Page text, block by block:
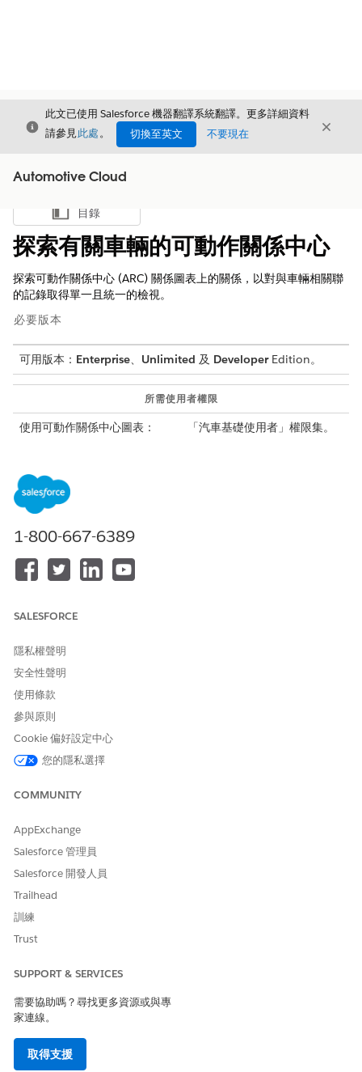
結束
此文已使用 Salesforce 機器翻譯系統翻譯。更多詳細資料
請參見此處。 切換至英文 不要現在 結束
Automotive Cloud
顯示目錄
目錄
探索有關車輛的可動作關係中心
探索可動作關係中心 (ARC) 關係圖表上的關係，以對與車輛相關聯
的記錄取得單一且統一的檢視。
必要版本
可用版本： Enterprise、 Unlimited 及 DeveloperEdition。
所需使用者權限
使用可動作關係中心圖表： 「汽車基礎使用者」權限集。
版面配置。
開啟「車輛」記錄。
請檢視下列資訊：
子系記錄名稱：相關記錄的名稱，例如資產名稱、帳戶名稱
定圖表的方式。
決於管理員設定圖表的方式。
子系記錄數：相關物件的記錄數量。
若要顯示記錄詳細資料，請按一下節點上的記錄名稱。
若子系記錄超過五個，請按一下「
當啟用「顯示子系記錄」時，子系記錄會在和父系節點相同的節
1-800-667-6389
SALESFORCE
隱私權聲明
安全性聲明
使用條款
參與原則
Cookie 偏好設定中心
您的隱私選擇
COMMUNITY
AppExchange
Salesforce 管理員
Salesforce 開發人員
Trailhead
訓練
Trust
SUPPORT & SERVICES
需要協助嗎？尋找更多資源或與專
家連線。
取得支援